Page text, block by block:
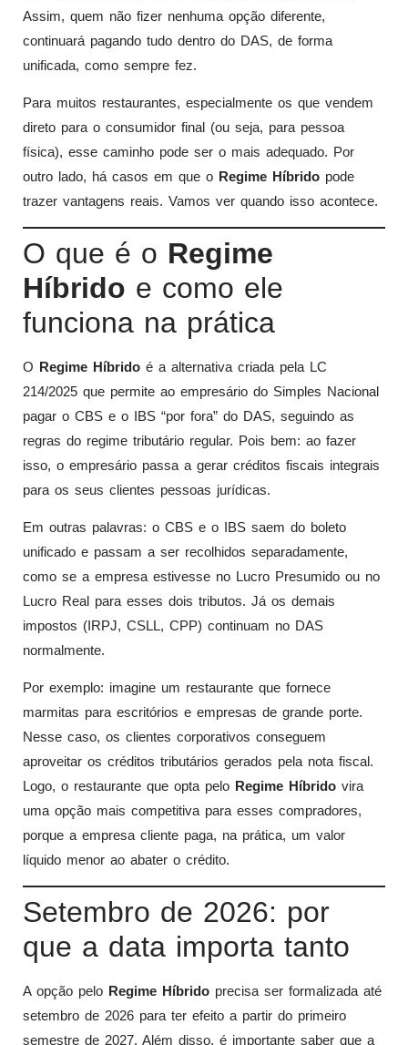
Assim, quem não fizer nenhuma opção diferente,
continuará pagando tudo dentro do DAS, de forma
unificada, como sempre fez.
Para muitos restaurantes, especialmente os que vendem
direto para o consumidor final (ou seja, para pessoa
física), esse caminho pode ser o mais adequado. Por
outro lado, há casos em que o Regime Híbrido pode
trazer vantagens reais. Vamos ver quando isso acontece.
O que é o Regime
Híbrido e como ele
funciona na prática
O Regime Híbrido é a alternativa criada pela LC
214/2025 que permite ao empresário do Simples Nacional
pagar o CBS e o IBS “por fora” do DAS, seguindo as
regras do regime tributário regular. Pois bem: ao fazer
isso, o empresário passa a gerar créditos fiscais integrais
para os seus clientes pessoas jurídicas.
Em outras palavras: o CBS e o IBS saem do boleto
unificado e passam a ser recolhidos separadamente,
como se a empresa estivesse no Lucro Presumido ou no
Lucro Real para esses dois tributos. Já os demais
impostos (IRPJ, CSLL, CPP) continuam no DAS
normalmente.
Por exemplo: imagine um restaurante que fornece
marmitas para escritórios e empresas de grande porte.
Nesse caso, os clientes corporativos conseguem
aproveitar os créditos tributários gerados pela nota fiscal.
Logo, o restaurante que opta pelo Regime Híbrido vira
uma opção mais competitiva para esses compradores,
porque a empresa cliente paga, na prática, um valor
líquido menor ao abater o crédito.
Setembro de 2026: por
que a data importa tanto
A opção pelo Regime Híbrido precisa ser formalizada até
setembro de 2026 para ter efeito a partir do primeiro
semestre de 2027. Além disso, é importante saber que a